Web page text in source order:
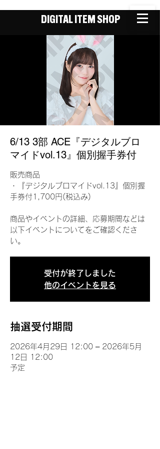
DIGITAL ITEM SHOP
6/13 3部 ACE『デジタルブロ
マイドvol.13』個別握手券付
販売商品
・『デジタルブロマイドvol.13』個別握
手券付1,700円(税込み)
商品やイベントの詳細、応募期間などは
以下イベントについてをご確認くださ
い。
受付が終了しました
他のイベントを見る
抽選受付期間
2026年4月29日 12:00 – 2026年5月
12日 12:00
予定